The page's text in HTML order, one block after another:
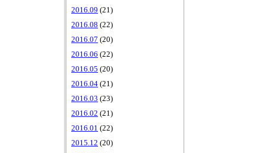
2016.09 (21)
2016.08 (22)
2016.07 (20)
2016.06 (22)
2016.05 (20)
2016.04 (21)
2016.03 (23)
2016.02 (21)
2016.01 (22)
2015.12 (20)